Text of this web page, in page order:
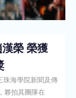
榮 榮獲
珠海學院新聞及傳
夥拍其團隊在